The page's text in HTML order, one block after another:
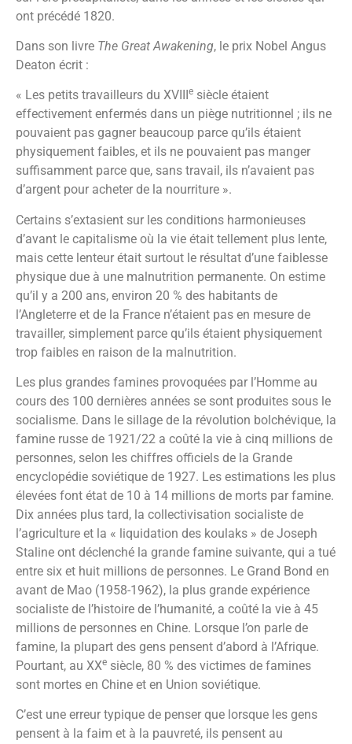
ont précédé 1820.
Dans son livre The Great Awakening, le prix Nobel Angus
Deaton écrit :
« Les petits travailleurs du XVIII e siècle étaient
effectivement enfermés dans un piège nutritionnel ; ils ne
pouvaient pas gagner beaucoup parce qu’ils étaient
physiquement faibles, et ils ne pouvaient pas manger
suffisamment parce que, sans travail, ils n’avaient pas
d’argent pour acheter de la nourriture ».
Certains s’extasient sur les conditions harmonieuses
d’avant le capitalisme où la vie était tellement plus lente,
mais cette lenteur était surtout le résultat d’une faiblesse
physique due à une malnutrition permanente. On estime
qu’il y a 200 ans, environ 20 % des habitants de
l’Angleterre et de la France n’étaient pas en mesure de
travailler, simplement parce qu’ils étaient physiquement
trop faibles en raison de la malnutrition.
Les plus grandes famines provoquées par l’Homme au
cours des 100 dernières années se sont produites sous le
socialisme. Dans le sillage de la révolution bolchévique, la
famine russe de 1921/22 a coûté la vie à cinq millions de
personnes, selon les chiffres officiels de la Grande
encyclopédie soviétique de 1927. Les estimations les plus
élevées font état de 10 à 14 millions de morts par famine.
Dix années plus tard, la collectivisation socialiste de
l’agriculture et la « liquidation des koulaks » de Joseph
Staline ont déclenché la grande famine suivante, qui a tué
entre six et huit millions de personnes. Le Grand Bond en
avant de Mao (1958-1962), la plus grande expérience
socialiste de l’histoire de l’humanité, a coûté la vie à 45
millions de personnes en Chine. Lorsque l’on parle de
famine, la plupart des gens pensent d’abord à l’Afrique.
Pourtant, au XXe siècle, 80 % des victimes de famines
sont mortes en Chine et en Union soviétique.
C’est une erreur typique de penser que lorsque les gens
pensent à la faim et à la pauvreté, ils pensent au